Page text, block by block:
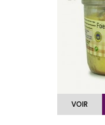
VOIR